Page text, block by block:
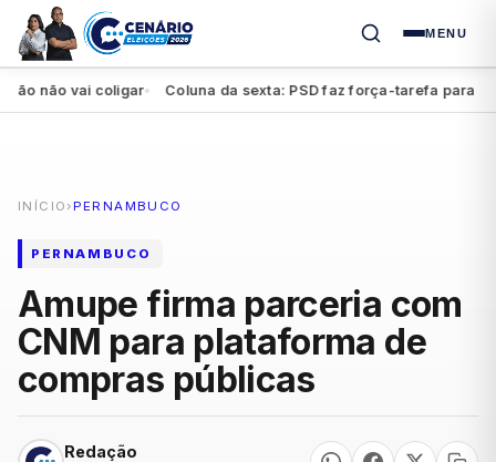
MENU
vai coligar● Coluna da sexta: PSD faz força-tarefa para
INÍCIO › PERNAMBUCO
PERNAMBUCO
Amupe firma parceria com
CNM para plataforma de
compras públicas
Redação